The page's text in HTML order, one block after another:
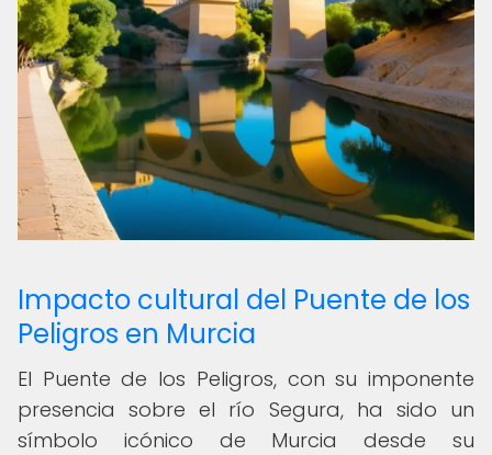
Impacto cultural del Puente de los
Peligros en Murcia
El Puente de los Peligros, con su imponente
presencia sobre el río Segura, ha sido un
símbolo icónico de Murcia desde su